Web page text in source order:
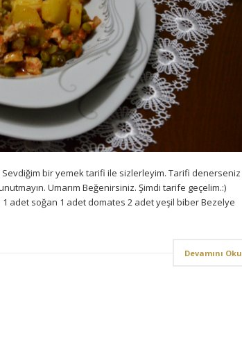
bir yemek tarifi ile sizlerleyim. Tarifi denerseniz
Umarım Beğenirsiniz. Şimdi tarife geçelim.:)
adet soğan 1 adet domates 2 adet yeşil biber Bezelye
Devamını Oku